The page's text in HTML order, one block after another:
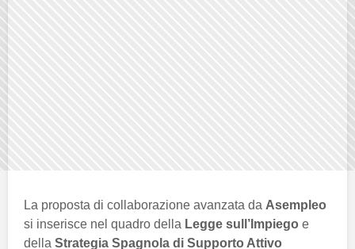
La proposta di collaborazione avanzata da Asempleo
si inserisce nel quadro della Legge sull’Impiego e
della Strategia Spagnola di Supporto Attivo